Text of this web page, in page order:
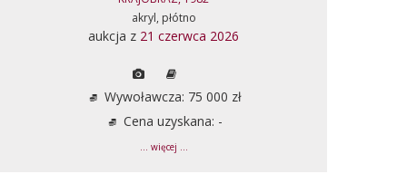
akryl, płótno
aukcja z 21 czerwca 2026
Wywoławcza: 75 000 zł
Cena uzyskana: -
... więcej ...